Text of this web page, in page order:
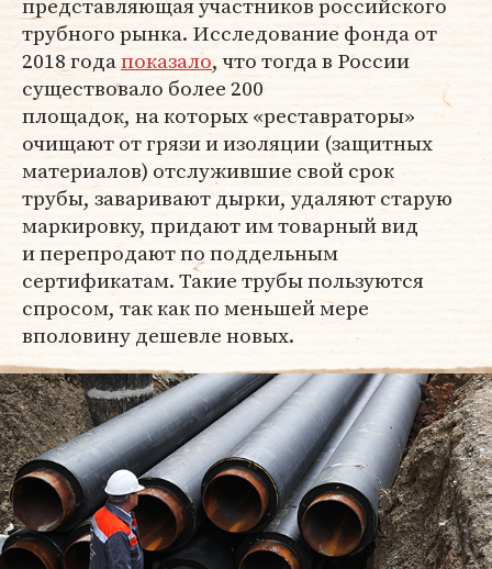
трубного рынка. Исследование фонда от
2018 годапоказало, что тогда в России
существовало более 200
площадок, на которых «реставраторы»
очищают от грязи и изоляции (защитных
материалов) отслужившие свой срок
трубы, заваривают дырки, удаляют старую
маркировку, придают им товарный вид
и перепродают по поддельным
сертификатам. Такие трубы пользуются
спросом, так как по меньшей мере
вполовину дешевле новых.